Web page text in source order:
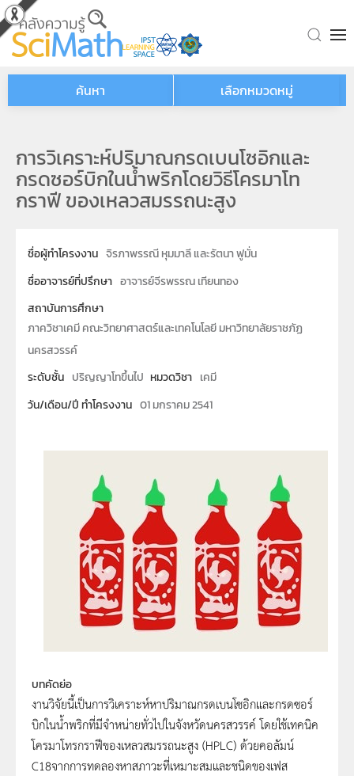
Skip to main content
ค้นหา เลือกหมวดหมู่
การวิเคราะห์ปริมาณกรดเบนโซอิกและ
กรดซอร์บิกในน้ำพริกโดยวิธีโครมาโท
กราฟี ของเหลวสมรรถนะสูง
ชื่อผู้ทำโครงงาน จิรภาพรรณี หุมมาลี และรัตนา ฟูมั่น
ชื่ออาจารย์ที่ปรึกษา อาจารย์จีรพรรณ เทียนทอง
สถาบันการศึกษา
ภาควิชาเคมี คณะวิทยาศาสตร์และเทคโนโลยี มหาวิทยาลัยราชภัฏ
นครสวรรค์
ระดับชั้น ปริญญาโทขึ้นไป หมวดวิชา เคมี
วัน/เดือน/ปี ทำโครงงาน 01 มกราคม 2541
บทคัดย่อ
งานวิจัยนี้เป็นการวิเคราะห์หาปริมาณกรดเบนโซอิกและกรดซอร์
บิกในน้ำพริกที่มีจำหน่ายทั่วไปในจังหวัดนครสวรรค์ โดยใช้เทคนิค
โครมาโทรกราฟีของเหลวสมรรถนะสูง (HPLC) ด้วยคอลัมน์
C18จากการทดลองหาสภาวะที่เหมาะสมและชนิดของเฟส